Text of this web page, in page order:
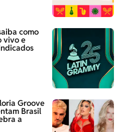
como
vivo e
Groove
Brasil
a